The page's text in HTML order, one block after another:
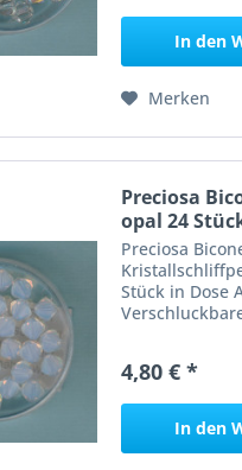
In den
Merken
Preciosa
opal 24
Preciosa
Stück in Dose
4,80 € *
In den